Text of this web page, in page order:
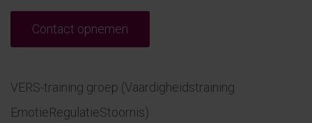
Contact opnemen
VERS-training groep (Vaardigheidstraining
EmotieRegulatieStoornis)